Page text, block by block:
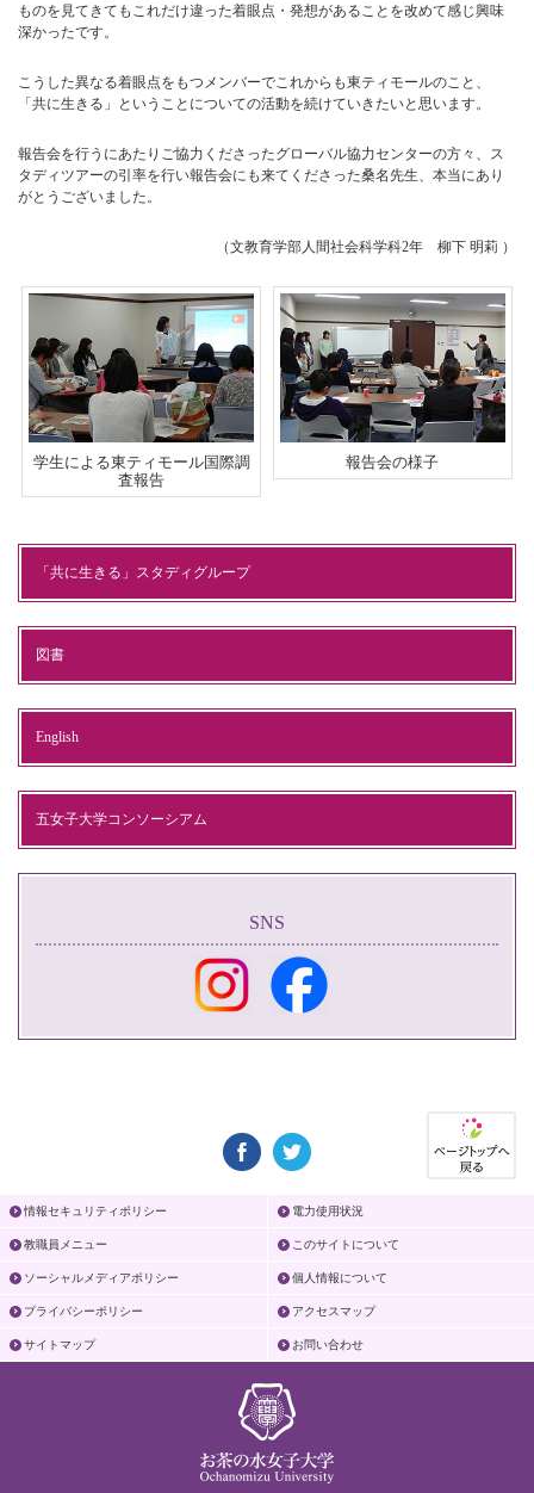
ものを見てきてもこれだけ違った着眼点・発想があることを改めて感じ興味
深かったです。
こうした異なる着眼点をもつメンバーでこれからも東ティモールのこと、
「共に生きる」ということについての活動を続けていきたいと思います。
報告会を行うにあたりご協力くださったグローバル協力センターの方々、ス
タディツアーの引率を行い報告会にも来てくださった桑名先生、本当にあり
がとうございました。
（文教育学部人間社会科学科2年 柳下 明莉 ）
学生による東ティモール国際調
査報告
報告会の様子
「共に生きる」スタディグループ
図書
English
五女子大学コンソーシアム
SNS
情報セキュリティポリシー 電力使用状況
教職員メニュー このサイトについて
ソーシャルメディアポリシー 個人情報について
プライバシーポリシー アクセスマップ
サイトマップ お問い合わせ